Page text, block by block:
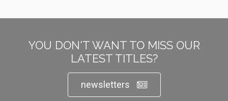
YOU DON'T WANT TO MISS OUR
LATEST TITLES?
newsletters